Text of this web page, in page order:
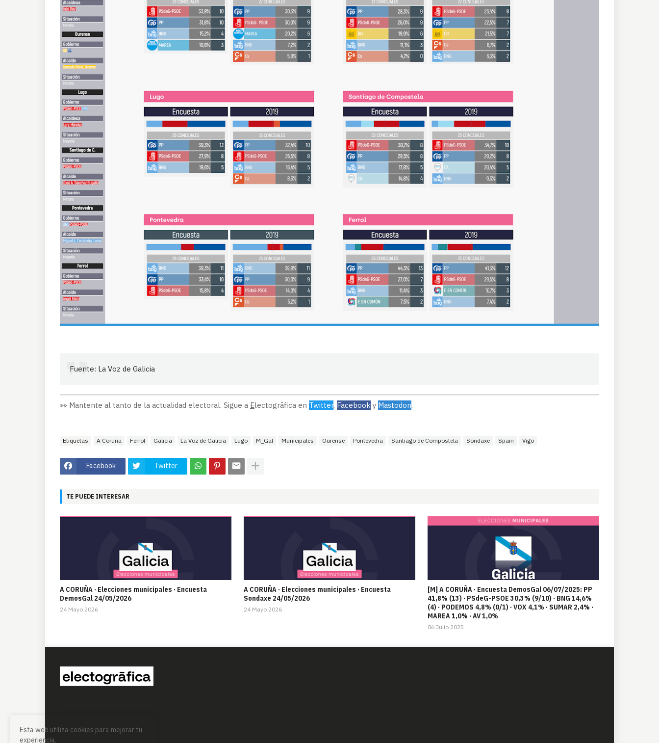
Fuente: La Voz de Galicia
👀 Mantente al tanto de la actualidad electoral. Sigue a Electogrāfica en Twitter, Facebook y Mastodon.
Etiquetas A Coruña Ferrol Galicia La Voz de Galicia Lugo M_Gal Municipales Ourense Pontevedra Santiago de Compostela Sondaxe Spain Vigo
Facebook Twitter
TE PUEDE INTERESAR
A CORUÑA · Elecciones municipales · Encuesta
DemosGal 24/05/2026
24 Mayo 2026
A CORUÑA · Elecciones municipales · Encuesta
Sondaxe 24/05/2026
24 Mayo 2026
[M] A CORUÑA · Encuesta DemosGal 06/07/2025: PP
41,8% (13) · PSdeG-PSOE 30,3% (9/10) · BNG 14,6%
(4) · PODEMOS 4,8% (0/1) · VOX 4,1% · SUMAR 2,4% ·
MAREA 1,0% · AV 1,0%
06 Julio 2025
Esta web utiliza cookies para mejorar tu
experiencia.